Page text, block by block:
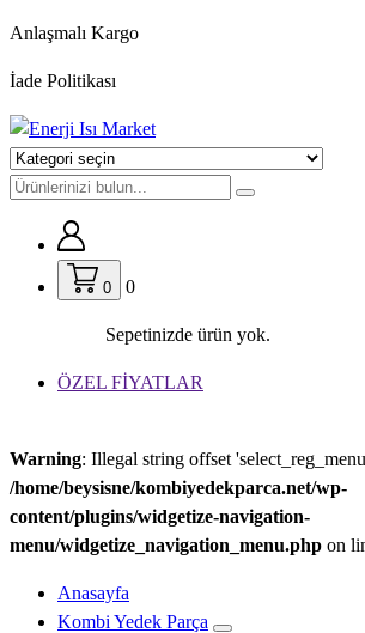
İçeriğe
Anlaşmalı Kargo
İade Politikası
0 0
Sepetinizde ürün yok.
ÖZEL FİYATLAR
Warning: Illegal string offset
/home/beysisne/kombiyedekparca.net/wp-
content/plugins/widgetize-navigation-
menu/widgetize_navigation_menu.php on
Anasayfa
Kombi Yedek Parça